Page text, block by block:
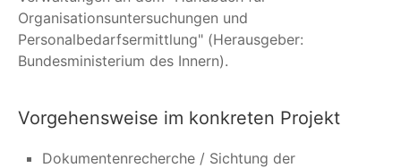
Organisationsuntersuchungen und
Personalbedarfsermittlung" (Herausgeber:
Bundesministerium des Innern).
Vorgehensweise im konkreten Projekt
Dokumentenrecherche / Sichtung der